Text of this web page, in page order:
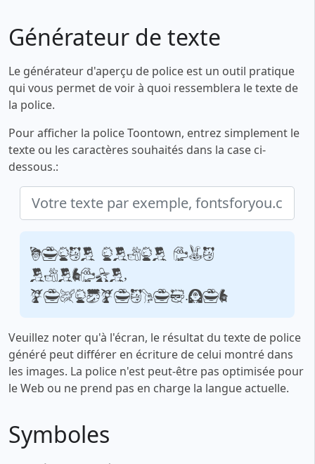
Générateur de texte
Le générateur d'aperçu de police est un outil pratique
qui vous permet de voir à quoi ressemblera le texte de
la police.
Pour afficher la police Toontown, entrez simplement le
texte ou les caractères souhaités dans la case ci-
dessous.:
Votre texte par
exemple,
fontsforyou.com
Veuillez noter qu'à l'écran, le résultat du texte de police
généré peut différer en écriture de celui montré dans
les images. La police n'est peut-être pas optimisée pour
le Web ou ne prend pas en charge la langue actuelle.
Symboles